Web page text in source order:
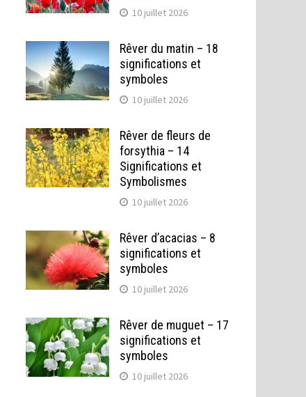
10 juillet 2026
Rêver du matin – 18
significations et
symboles
10 juillet 2026
Rêver de fleurs de
forsythia – 14
Significations et
Symbolismes
10 juillet 2026
Rêver d’acacias – 8
significations et
symboles
10 juillet 2026
Rêver de muguet – 17
significations et
symboles
10 juillet 2026